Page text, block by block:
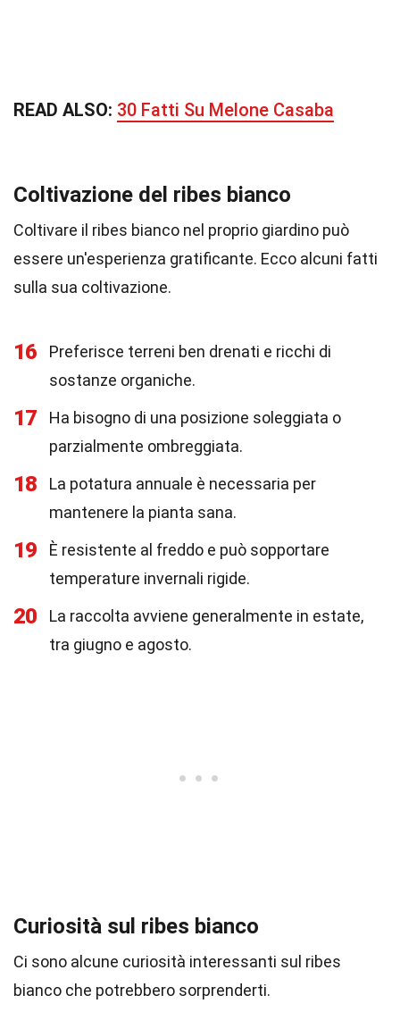
READ ALSO: 30 Fatti Su Melone Casaba
Coltivazione del ribes bianco
Coltivare il ribes bianco nel proprio giardino può
essere un'esperienza gratificante. Ecco alcuni fatti
sulla sua coltivazione.
16
Preferisce terreni ben drenati e ricchi di
sostanze organiche.
17
Ha bisogno di una posizione soleggiata o
parzialmente ombreggiata.
18
La potatura annuale è necessaria per
mantenere la pianta sana.
19
È resistente al freddo e può sopportare
temperature invernali rigide.
20
La raccolta avviene generalmente in estate,
tra giugno e agosto.
Curiosità sul ribes bianco
Ci sono alcune curiosità interessanti sul ribes
bianco che potrebbero sorprenderti.